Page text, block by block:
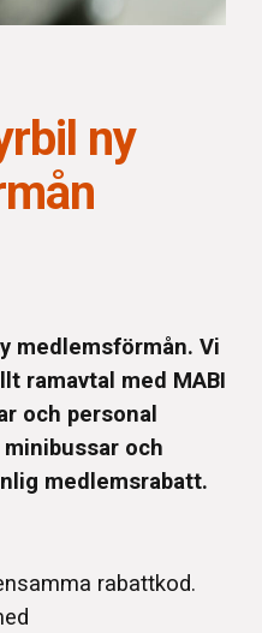
ny
medlemsförmån. Vi
ramavtal med MABI
och personal
och
medlemsrabatt.
rabattkod.